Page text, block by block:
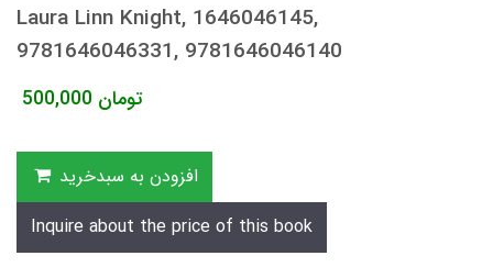
Laura Linn Knight, 1646046145,
9781646046331, 9781646046140
500,000 تومان
افزودن به سبدخرید
Inquire about the price of this book